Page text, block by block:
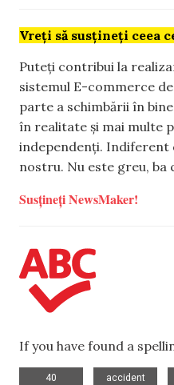
Vreți să susțineți ceea
Puteți contribui la
sistemul E-commerce
parte a schimbării în
în realitate și mai multe
independenți. Indiferent
nostru. Nu este greu, ba
Susțineți NewsMaker!
If you have found a
40
accident